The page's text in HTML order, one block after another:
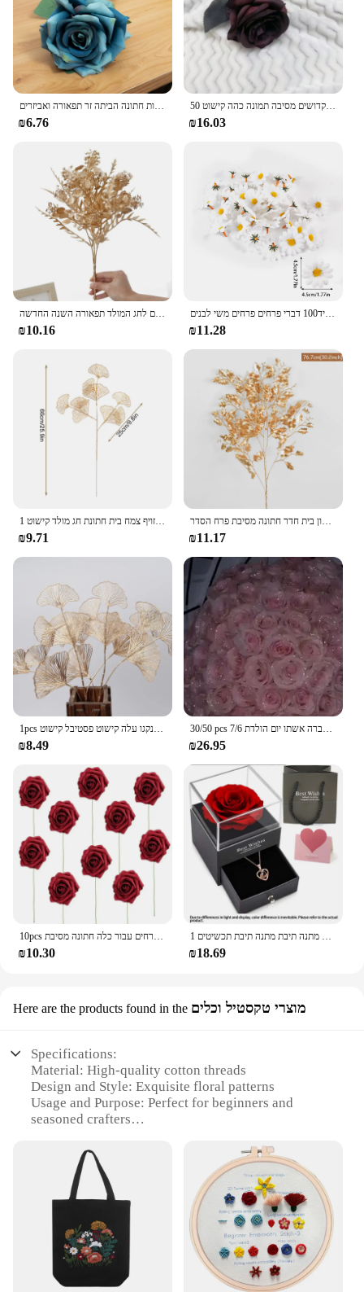
רומנטי פרח משי מלאכותי ענף ארוך עלה זר ולנטיין מתנות חתונה הביתה זר תפאורה ואביזרים
₪6.76
50 ס "מ אדום כהה עלה מלאכותי פרח ליל כל הקדושים מסיבה תמונה כהה קישוט prop גוז רוז
₪16.03
צמחים מלאכותיים פלסטיק אקליפטוס הבית קישוט פרחים מזויפים חתונה גן אביזרים לחג המולד תפאורה השנה החדשה
₪10.16
תפקיד100 דברי פרחים פרחים משי לבנים
₪11.28
1 חבורה זהב מלאכותי פרח טווס נוצת מייפל עלה אקליפטוס עלים זר מזויף צמח בית חתונת חג מולד קישוט
₪9.71
זהב צמחים מלאכותיים אקליפטוס עלה אדר 2023 חג המולד קישוט סלון בית חדר חתונה מסיבת פרח הסדר
₪11.17
1pcs פרח דקורטיבי זהב פרח גינקגו עלה קישוט פסטיבל קישוט
₪8.49
30/50 pcs 7/6 ס מ נצנטר פרח מלאכותי עלה/ולנטיין של אמא/ולנטיין חברה אשתו יום הולדת
₪26.95
₪10.30 ₪18.69
Here are the products found in the מוצרי טקסטיל וכלים
Specifications:
Material: High-quality cotton threads
Design and Style: Exquisite floral patterns
Usage and Purpose: Perfect for beginners and
seasoned crafters
follow instructions
Shape or Size: Compact and portable for on-the-go
creativity
Parts and Accessories: Includes all necessary tools
and materials
Features:
**Crafting Elegance with Ease**
Embrace the art of cross stitch with our Flower Kit,